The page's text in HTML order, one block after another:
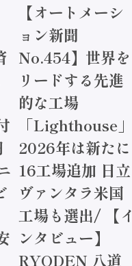
【オートメーシ
ョン新聞
No.454】世界を
リードする先進
的な工場
「Lighthouse」
2026年は新たに
16工場追加 日立
ヴァンタラ米国
工場も選出/ 【イ
ンタビュー】
RYODEN 八道